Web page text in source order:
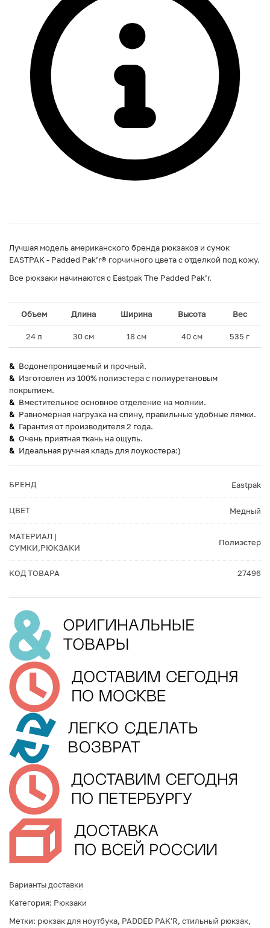
Лучшая модель американского бренда рюкзаков и сумок
EASTPAK - Padded Pak’r® горчичного цвета с отделкой под кожу.
Все рюкзаки начинаются с Eastpak The Padded Pak’r.
Объем Длина Ширина Высота Вес
24 л 30 см 18 см 40 см 535 г
Водонепроницаемый и прочный.
Изготовлен из 100% полиэстера с полиуретановым
покрытием.
Вместительное основное отделение на молнии.
Равномерная нагрузка на спину, правильные удобные лямки.
Гарантия от производителя 2 года.
Очень приятная ткань на ощупь.
Идеальная ручная кладь для лоукостера:)
БРЕНД Eastpak
ЦВЕТ Медный
МАТЕРИАЛ |
СУМКИ,РЮКЗАКИ
Полиэстер
КОД ТОВАРА 27496
Варианты доставки
Категория: Рюкзаки
Метки: рюкзак для ноутбука, PADDED PAK'R, стильный рюкзак,